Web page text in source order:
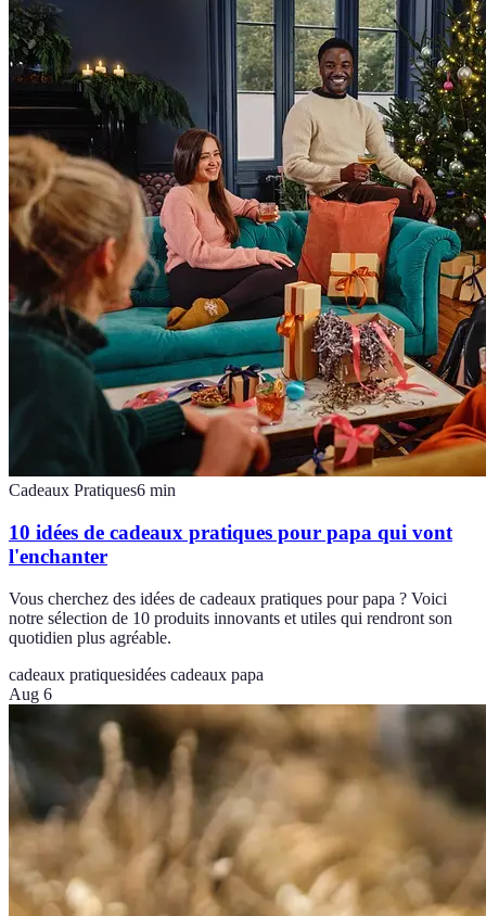
Cadeaux Pratiques6 min
10 idées de cadeaux pratiques pour papa qui vont
l'enchanter
Vous cherchez des idées de cadeaux pratiques pour papa ? Voici
notre sélection de 10 produits innovants et utiles qui rendront son
quotidien plus agréable.
cadeaux pratiquesidées cadeaux papa
Aug 6